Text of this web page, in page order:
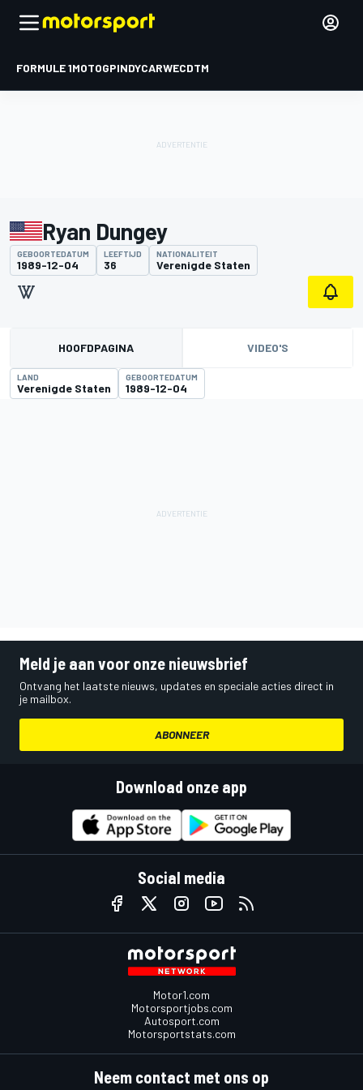
FORMULE 1MOTOGPINDYCARWECDTM
Ryan Dungey
GEBOORTEDATUM
1989-12-04
LEEFTIJD
36
NATIONALITEIT
Verenigde Staten
HOOFDPAGINA VIDEO'S
LAND
Verenigde Staten
GEBOORTEDATUM
1989-12-04
Meld je aan voor onze nieuwsbrief
Ontvang het laatste nieuws, updates en speciale acties direct in
je mailbox.
ABONNEER
Download onze app
Social media
Motor1.com
Motorsportjobs.com
Autosport.com
Motorsportstats.com
Neem contact met ons op